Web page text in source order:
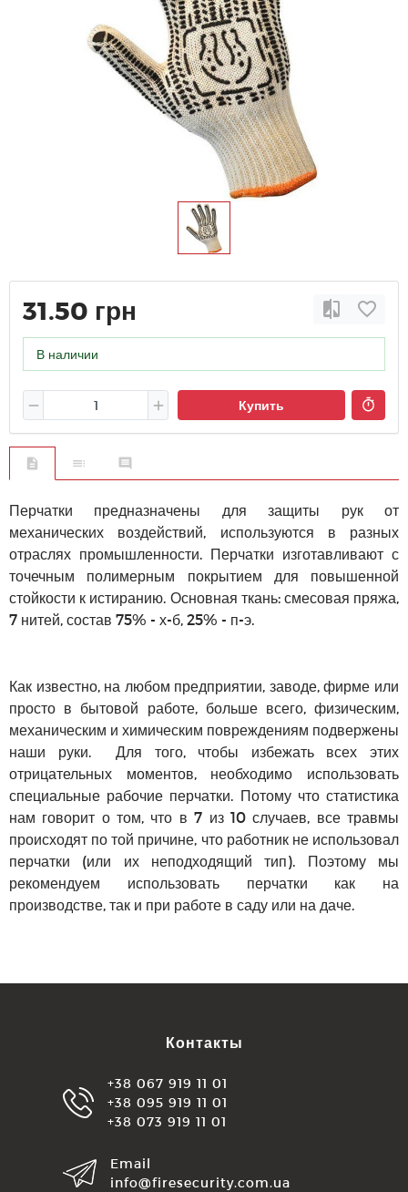
31.50 грн
В наличии
Купить
Перчатки предназначены для защиты рук от
механических воздействий, используются в разных
отраслях промышленности. Перчатки изготавливают с
точечным полимерным покрытием для повышенной
стойкости к истиранию. Основная ткань: смесовая пряжа,
7 нитей, состав 75% - х-б, 25% - п-э.
Как известно, на любом предприятии, заводе, фирме или
просто в бытовой работе, больше всего, физическим,
механическим и химическим повреждениям подвержены
наши руки. Для того, чтобы избежать всех этих
отрицательных моментов, необходимо использовать
специальные рабочие перчатки. Потому что статистика
нам говорит о том, что в 7 из 10 случаев, все травмы
происходят по той причине, что работник не использовал
перчатки (или их неподходящий тип). Поэтому мы
рекомендуем использовать перчатки как на
производстве, так и при работе в саду или на даче.
Контакты
+38 067 919 11 01
+38 095 919 11 01
+38 073 919 11 01
Email
info@firesecurity.com.ua